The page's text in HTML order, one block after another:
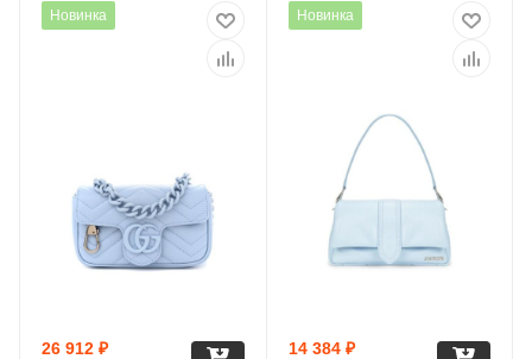
Новинка
26 912 ₽
Новинка
14 384₽